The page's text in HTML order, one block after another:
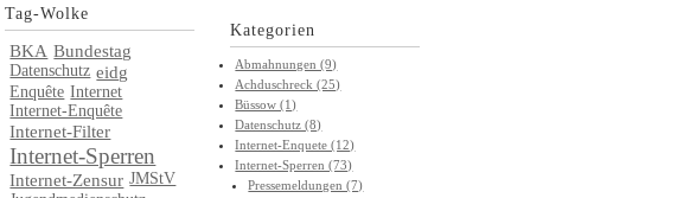
Kategorien
Abmahnungen (9)
Achduschreck (25)
Büssow (1)
Datenschutz (8)
Internet-Enquete (12)
Internet-Sperren (73)
Pressemeldungen (7)
Tag-Wolke
BKA Bundestag
Datenschutz eidg
Enquête Internet
Internet-Enquête
Internet-Filter
Internet-Sperren
Internet-Zensur JMStV